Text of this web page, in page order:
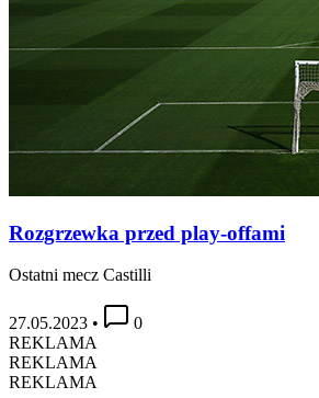
Rozgrzewka przed play-offami
Ostatni mecz Castilli
27.05.2023 •
0
REKLAMA
REKLAMA
REKLAMA